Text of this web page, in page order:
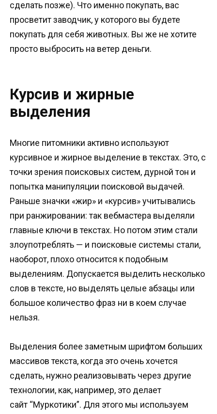
сделать позже). Что именно покупать, вас
просветит заводчик, у которого вы будете
покупать для себя животных. Вы же не хотите
просто выбросить на ветер деньги.
Курсив и жирные
выделения
Многие питомники активно используют
курсивное и жирное выделение в текстах. Это, с
точки зрения поисковых систем, дурной тон и
попытка манипуляции поисковой выдачей.
Раньше значки «жир» и «курсив» учитывались
при ранжировании: так вебмастера выделяли
главные ключи в текстах. Но потом этим стали
злоупотреблять — и поисковые системы стали,
наоборот, плохо относится к подобным
выделениям. Допускается выделить несколько
слов в тексте, но выделять целые абзацы или
большое количество фраз ни в коем случае
нельзя.
Выделения более заметным шрифтом больших
массивов текста, когда это очень хочется
сделать, нужно реализовывать через другие
технологии, как, например, это делает
сайт “Муркотики”. Для этого мы используем